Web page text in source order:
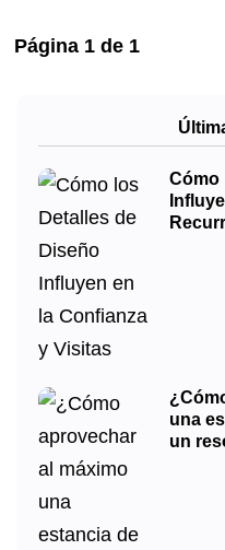
Página 1 de 1
Cómo
una
un